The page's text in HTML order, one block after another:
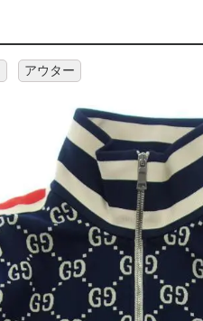
アウター